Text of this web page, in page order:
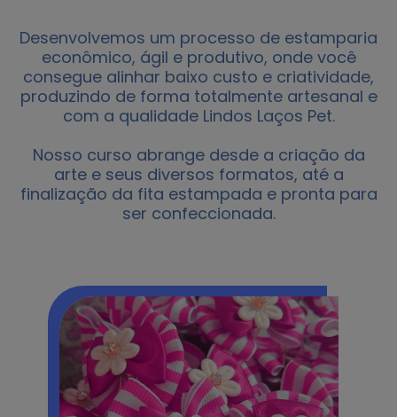
Desenvolvemos um processo de estamparia
econômico, ágil e produtivo, onde você
consegue alinhar baixo custo e criatividade,
produzindo de forma totalmente artesanal e
com a qualidade Lindos Laços Pet.
Nosso curso abrange desde a criação da
arte e seus diversos formatos, até a
finalização da fita estampada e pronta para
ser confeccionada.